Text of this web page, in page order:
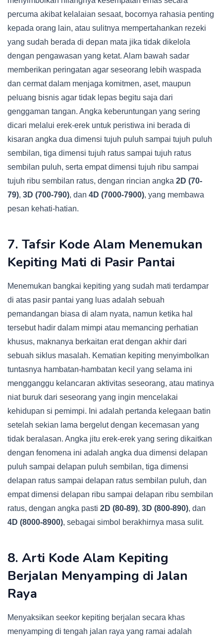
percuma akibat kelalaian sesaat, bocornya rahasia penting
kepada orang lain, atau sulitnya mempertahankan rezeki
yang sudah berada di depan mata jika tidak dikelola
dengan pengawasan yang ketat. Alam bawah sadar
memberikan peringatan agar seseorang lebih waspada
dan cermat dalam menjaga komitmen, aset, maupun
peluang bisnis agar tidak lepas begitu saja dari
genggaman tangan. Angka keberuntungan yang sering
dicari melalui erek-erek untuk peristiwa ini berada di
kisaran angka dua dimensi tujuh puluh sampai tujuh puluh
sembilan, tiga dimensi tujuh ratus sampai tujuh ratus
sembilan puluh, serta empat dimensi tujuh ribu sampai
tujuh ribu sembilan ratus, dengan rincian angka 2D (70-
79), 3D (700-790), dan 4D (7000-7900), yang membawa
pesan kehati-hatian.
7. Tafsir Kode Alam Menemukan
Kepiting Mati di Pasir Pantai
Menemukan bangkai kepiting yang sudah mati terdampar
di atas pasir pantai yang luas adalah sebuah
pemandangan biasa di alam nyata, namun ketika hal
tersebut hadir dalam mimpi atau memancing perhatian
khusus, maknanya berkaitan erat dengan akhir dari
sebuah siklus masalah. Kematian kepiting menyimbolkan
tuntasnya hambatan-hambatan kecil yang selama ini
mengganggu kelancaran aktivitas seseorang, atau matinya
niat buruk dari seseorang yang ingin mencelakai
kehidupan si pemimpi. Ini adalah pertanda kelegaan batin
setelah sekian lama bergelut dengan kecemasan yang
tidak beralasan. Angka jitu erek-erek yang sering dikaitkan
dengan fenomena ini adalah angka dua dimensi delapan
puluh sampai delapan puluh sembilan, tiga dimensi
delapan ratus sampai delapan ratus sembilan puluh, dan
empat dimensi delapan ribu sampai delapan ribu sembilan
ratus, dengan angka pasti 2D (80-89), 3D (800-890), dan
4D (8000-8900), sebagai simbol berakhirnya masa sulit.
8. Arti Kode Alam Kepiting
Berjalan Menyamping di Jalan
Raya
Menyaksikan seekor kepiting berjalan secara khas
menyamping di tengah jalan raya yang ramai adalah